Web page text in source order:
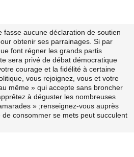
aucune déclaration de soutien
obtenir ses parrainages. Si par
font régner les grands partis
sera privé de débat démocratique
courage et la fidélité à certaine
vous rejoignez, vous et votre
même » qui accepte sans broncher
à déguster les nombreuses
» ;renseignez-vous auprès
consommer se mets peut succulent